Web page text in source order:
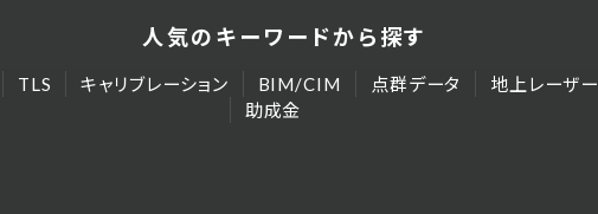
人気のキーワードから探す
TLS キャリブレーション BIM/CIM 点群データ 地上レーザー
助成金